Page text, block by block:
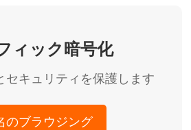
ィック暗号化
セキュリティを保護します
のブラウジング